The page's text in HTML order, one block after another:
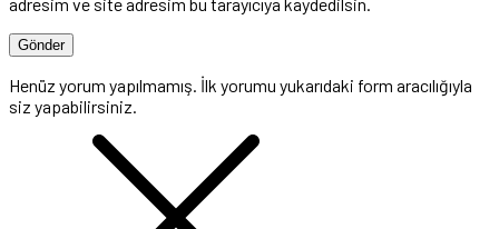
Henüz yorum yapılmamış. İlk yorumu yukarıdaki form aracılığıyla
siz yapabilirsiniz.